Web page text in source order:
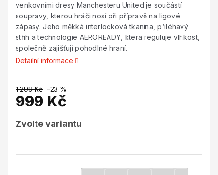
venkovními dresy Manchesteru United je součástí
soupravy, kterou hráči nosí při přípravě na ligové
zápasy. Jeho měkká interlocková tkanina, přiléhavý
střih a technologie AEROREADY, která reguluje vlhkost,
společně zajišťují pohodlné hraní.
Detailní informace
1 299 Kč –23 %
999 Kč
cena:
Zvolte variantu